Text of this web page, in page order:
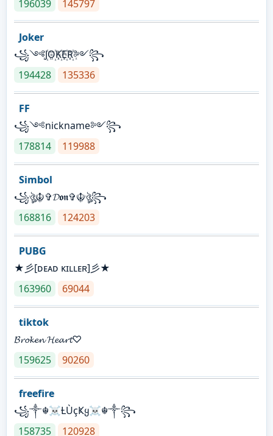
196039
145797
Joker
꧁༺J꙰O꙰K꙰E꙰R꙰༻꧂
194428
135336
FF
꧁༺nickname༻꧂
178814
119988
Simbol
꧁ঔৣ☬✞𝓓𝖔𝖓✞☬ঔৣ꧂
168816
124203
PUBG
★彡[ᴅᴇᴀᴅ ᴋɪʟʟᴇʀ]彡★
163960
69044
tiktok
𝓑𝓻𝓸𝓴𝓮𝓷 𝓗𝓮𝓪𝓻𝓽♡
159625
90260
freefire
꧁༒☬☠Ƚ︎ÙçҜყ☠︎☬༒꧂
158735
120928